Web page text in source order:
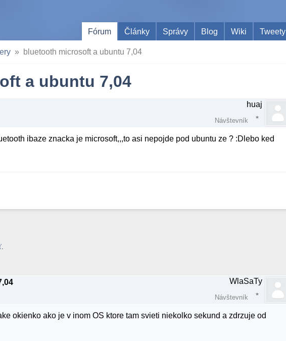
Fórum
Články Správy Blog Wiki Tweety
bluetooth microsoft a ubuntu 7,04
a ubuntu 7,04
huaj
Návštevník
ibaze znacka je microsoft,,,to asi nepojde pod ubuntu ze ? :Dlebo ked
WlaSaTy
Návštevník
okienko ako je v inom OS ktore tam svieti niekolko sekund a zdrzuje od